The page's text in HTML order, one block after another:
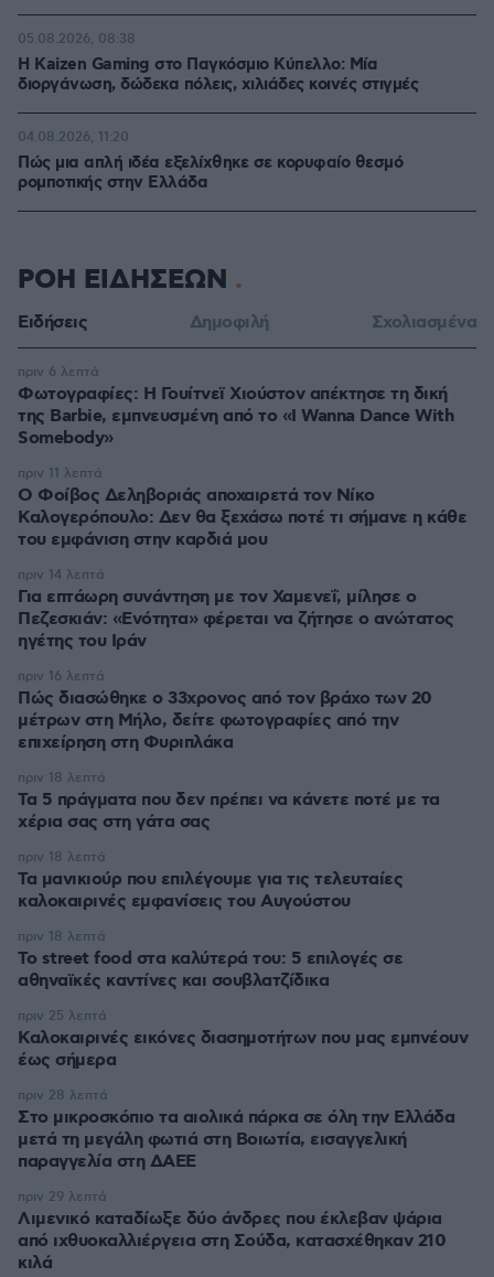
H Kaizen Gaming στο Παγκόσμιο Kύπελλο: Μία
διοργάνωση, δώδεκα πόλεις, χιλιάδες κοινές στιγμές
05.08.2026, 08:38
Πώς μια απλή ιδέα εξελίχθηκε σε κορυφαίο θεσμό
ρομποτικής στην Ελλάδα
04.08.2026, 11:20
ΡΟΗ ΕΙΔΗΣΕΩΝ
Ειδήσεις Δημοφιλή Σχολιασμένα
Φωτογραφίες: Η Γουίτνεϊ Χιούστον απέκτησε τη δική
της Barbie, εμπνευσμένη από το «I Wanna Dance With
Somebody»
πριν 6 λεπτά
Ο Φοίβος Δεληβοριάς αποχαιρετά τον Νίκο
Καλογερόπουλο: Δεν θα ξεχάσω ποτέ τι σήμανε η κάθε
του εμφάνιση στην καρδιά μου
πριν 11 λεπτά
Για επτάωρη συνάντηση με τον Χαμενεΐ, μίλησε ο
Πεζεσκιάν: «Ενότητα» φέρεται να ζήτησε ο ανώτατος
ηγέτης του Ιράν
πριν 14 λεπτά
Πώς διασώθηκε ο 33χρονος από τον βράχο των 20
μέτρων στη Μήλο, δείτε φωτογραφίες από την
επιχείρηση στη Φυριπλάκα
πριν 16 λεπτά
Τα 5 πράγματα που δεν πρέπει να κάνετε ποτέ με τα
χέρια σας στη γάτα σας
πριν 18 λεπτά
Τα μανικιούρ που επιλέγουμε για τις τελευταίες
καλοκαιρινές εμφανίσεις του Αυγούστου
πριν 18 λεπτά
Το street food στα καλύτερά του: 5 επιλογές σε
αθηναϊκές καντίνες και σουβλατζίδικα
πριν 18 λεπτά
Καλοκαιρινές εικόνες διασημοτήτων που μας εμπνέουν
έως σήμερα
πριν 25 λεπτά
Στο μικροσκόπιο τα αιολικά πάρκα σε όλη την Ελλάδα
μετά τη μεγάλη φωτιά στη Βοιωτία, εισαγγελική
παραγγελία στη ΔΑΕΕ
πριν 28 λεπτά
Λιμενικό καταδίωξε δύο άνδρες που έκλεβαν ψάρια
από ιχθυοκαλλιέργεια στη Σούδα, κατασχέθηκαν 210
κιλά
πριν 29 λεπτά